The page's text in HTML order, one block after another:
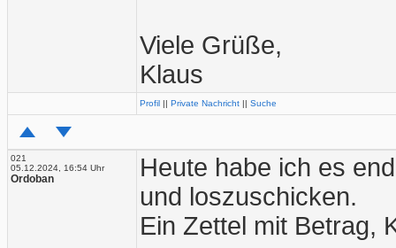
Viele Grüße,
Klaus
Profil || Private Nachricht || Suche
021
05.12.2024, 16:54 Uhr
Ordoban
Heute habe ich es
und loszuschicken.
Ein Zettel mit Betrag,